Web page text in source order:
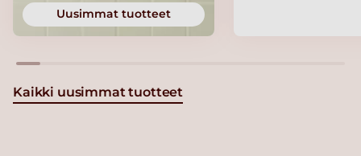
Uusimmat tuotteet
Kaikki uusimmat tuotteet